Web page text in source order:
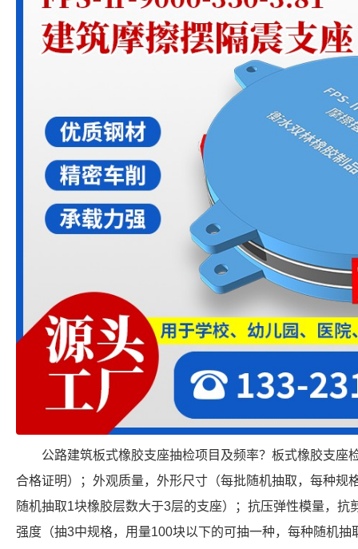
公路建筑板式橡胶支座抽检项目及频率？板式橡胶支座
合格证明）；外观质量，外形尺寸（每批随机抽取，每种规
随机抽取1块橡胶层数大于3层的支座）；抗压弹性模量，抗
强度（抽3中规格，用量100块以下的可抽一种，每种随机